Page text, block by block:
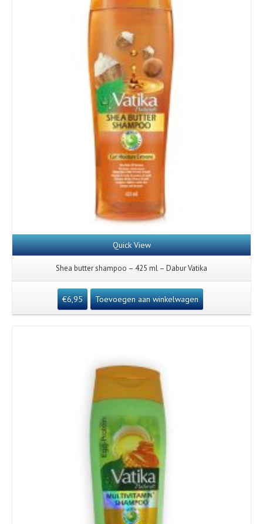
Quick View
Shea butter shampoo – 425 ml – Dabur Vatika
€6,95 Toevoegen aan winkelwagen
Details